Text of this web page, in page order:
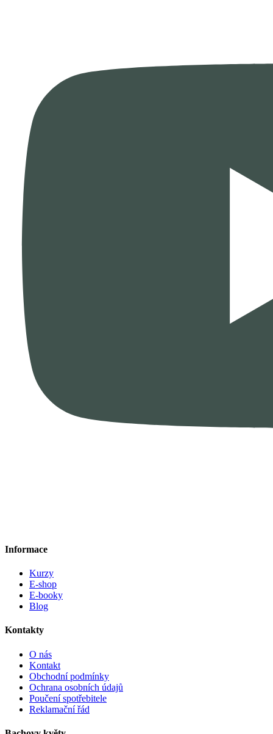
Informace
Kurzy
E-shop
E-booky
Blog
Kontakty
O nás
Kontakt
Obchodní podmínky
Ochrana osobních údajů
Poučení spotřebitele
Reklamační řád